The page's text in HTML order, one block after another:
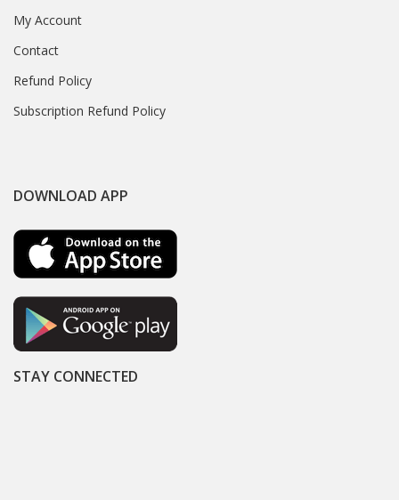
My Account
Contact
Refund Policy
Subscription Refund Policy
DOWNLOAD APP
STAY CONNECTED